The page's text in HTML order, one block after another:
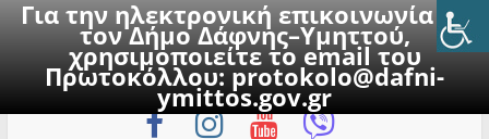
Για την ηλεκτρονική επικοινωνία με
τον Δήμο Δάφνης–Υμηττού,
χρησιμοποιείτε το email του
Πρωτοκόλλου:protokolo@dafni-
ymittos.gov.gr
to
Δευτέρα, 10 Αυγούστου 2026